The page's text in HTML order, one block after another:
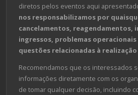
diretos pelos eventos aqui
nos responsabilizamos por
cancelamentos, reagendamentos,
ingressos, problemas
questões relacionadas à
Recomendamos que os interessados
informações diretamente com os
de tomar qualquer decisão, incluindo